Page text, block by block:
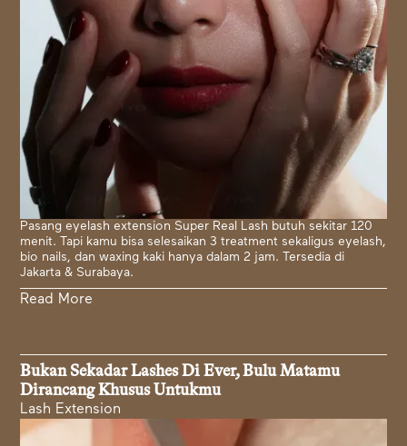
Pasang eyelash extension Super Real Lash butuh sekitar 120
menit. Tapi kamu bisa selesaikan 3 treatment sekaligus eyelash,
bio nails, dan waxing kaki hanya dalam 2 jam. Tersedia di
Jakarta & Surabaya.
Read More
Bukan Sekadar Lashes Di Ever, Bulu Matamu
Dirancang Khusus Untukmu
Lash Extension